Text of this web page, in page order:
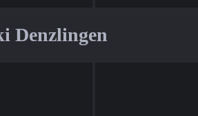
Denzlingen